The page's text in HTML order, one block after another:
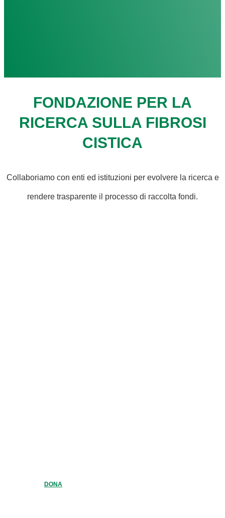
FONDAZIONE PER LA
RICERCA SULLA FIBROSI
CISTICA
Collaboriamo con enti ed istituzioni per evolvere la ricerca e
rendere trasparente il processo di raccolta fondi.
DONA